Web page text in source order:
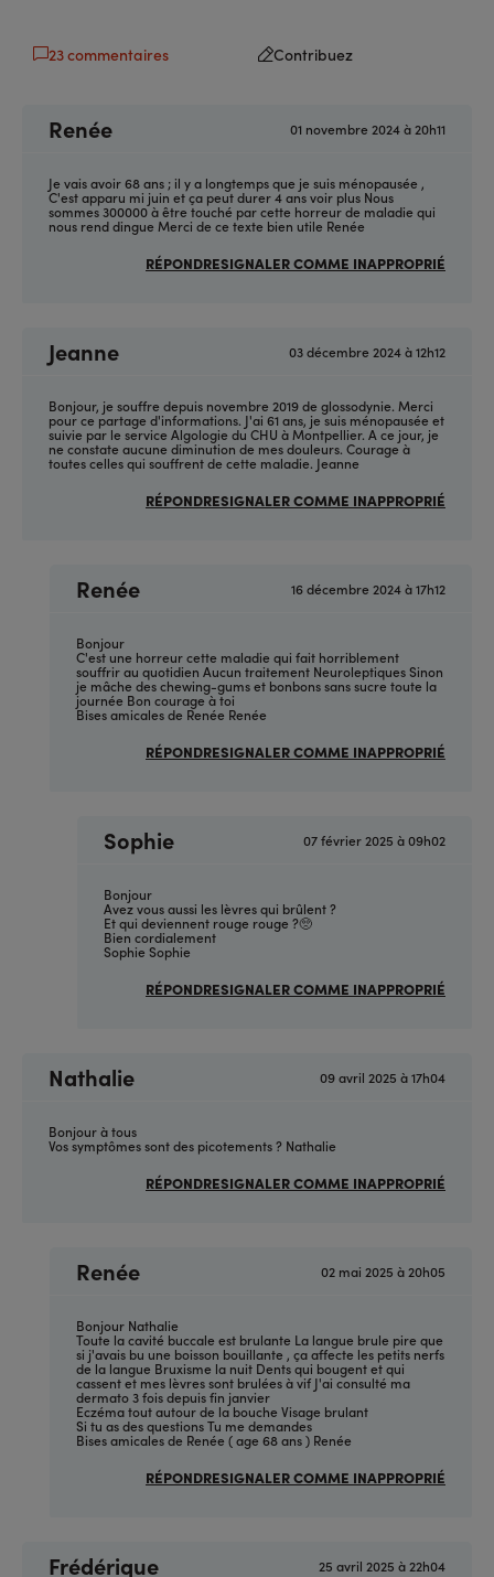
23 commentaires Contribuez
Renée 01 novembre 2024 à 20h11
Je vais avoir 68 ans ; il y a longtemps que je suis ménopausée ,
C'est apparu mi juin et ça peut durer 4 ans voir plus Nous
sommes 300000 à être touché par cette horreur de maladie qui
nous rend dingue Merci de ce texte bien utile Renée
RÉPONDRESIGNALER COMME INAPPROPRIÉ
Jeanne 03 décembre 2024 à 12h12
Bonjour, je souffre depuis novembre 2019 de glossodynie. Merci
pour ce partage d'informations. J'ai 61 ans, je suis ménopausée et
suivie par le service Algologie du CHU à Montpellier. A ce jour, je
ne constate aucune diminution de mes douleurs. Courage à
toutes celles qui souffrent de cette maladie. Jeanne
RÉPONDRESIGNALER COMME INAPPROPRIÉ
Renée 16 décembre 2024 à 17h12
En
(sans
sujet)
par
Anonyme
(non
vérifié)
Bonjour
C'est une horreur cette maladie qui fait horriblement
souffrir au quotidien Aucun traitement Neuroleptiques Sinon
je mâche des chewing-gums et bonbons sans sucre toute la
journée Bon courage à toi
Bises amicales de Renée Renée
RÉPONDRESIGNALER COMME INAPPROPRIÉ
Sophie 07 février 2025 à 09h02
En
réponse
(sans
sujet)
par
Anonyme
(non
vérifié)
Bonjour
Avez vous aussi les lèvres qui brûlent ?
Et qui deviennent rouge rouge ?🥺
Bien cordialement
Sophie Sophie
RÉPONDRESIGNALER COMME INAPPROPRIÉ
Nathalie 09 avril 2025 à 17h04
Bonjour à tous
Vos symptômes sont des picotements ? Nathalie
RÉPONDRESIGNALER COMME INAPPROPRIÉ
Renée 02 mai 2025 à 20h05
En
(sans
sujet)
par
Anonyme
(non
vérifié)
Bonjour Nathalie
Toute la cavité buccale est brulante La langue brule pire que
si j'avais bu une boisson bouillante , ça affecte les petits nerfs
de la langue Bruxisme la nuit Dents qui bougent et qui
cassent et mes lèvres sont brulées à vif J'ai consulté ma
dermato 3 fois depuis fin janvier
Eczéma tout autour de la bouche Visage brulant
Si tu as des questions Tu me demandes
Bises amicales de Renée ( age 68 ans ) Renée
RÉPONDRESIGNALER COMME INAPPROPRIÉ
Frédérique 25 avril 2025 à 22h04